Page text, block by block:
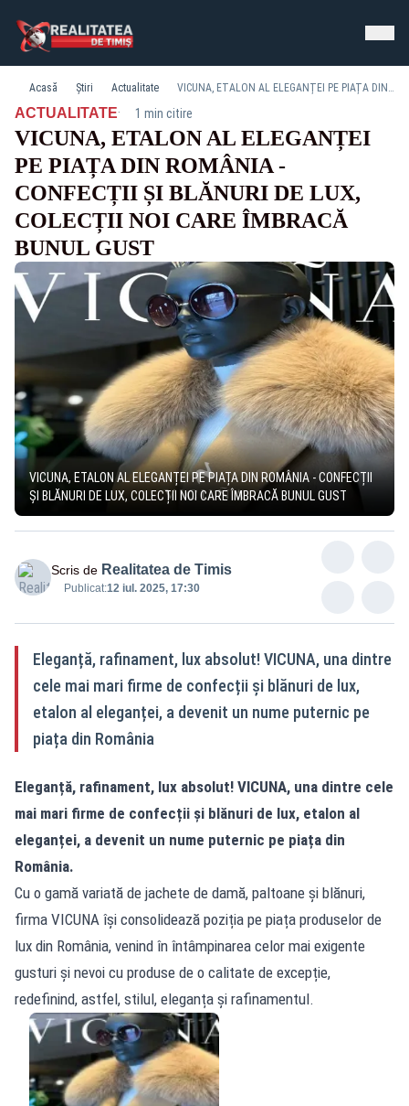
Acasă Știri Actualitate VICUNA, ETALON AL ELEGANȚEI PE PIAȚA DIN ROMÂNIA - CONFECȚII ȘI BLĂNURI DE LUX, COLECȚII NOI CARE ÎMBRACĂ BUNUL GUST
ACTUALITATE· 1 min citire
VICUNA, ETALON AL ELEGANȚEI
PE PIAȚA DIN ROMÂNIA -
CONFECȚII ȘI BLĂNURI DE LUX,
COLECȚII NOI CARE ÎMBRACĂ
BUNUL GUST
VICUNA, ETALON AL ELEGANȚEI PE PIAȚA DIN ROMÂNIA - CONFECȚII
ȘI BLĂNURI DE LUX, COLECȚII NOI CARE ÎMBRACĂ BUNUL GUST
Scris de Realitatea de Timis
Publicat:12 iul. 2025, 17:30
Eleganță, rafinament, lux absolut! VICUNA, una dintre
cele mai mari firme de confecții și blănuri de lux,
etalon al eleganței, a devenit un nume puternic pe
piața din România
Eleganță, rafinament, lux absolut! VICUNA, una dintre cele
mai mari firme de confecții și blănuri de lux, etalon al
eleganței, a devenit un nume puternic pe piața din
România.
Cu o gamă variată de jachete de damă, paltoane și blănuri,
firma VICUNA își consolidează poziția pe piața produselor de
lux din România, venind în întâmpinarea celor mai exigente
gusturi și nevoi cu produse de o calitate de excepție,
redefinind, astfel, stilul, eleganța și rafinamentul.